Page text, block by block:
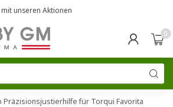
mit unseren Aktionen
0
Präzisionsjustierhilfe für Torqui Favorita